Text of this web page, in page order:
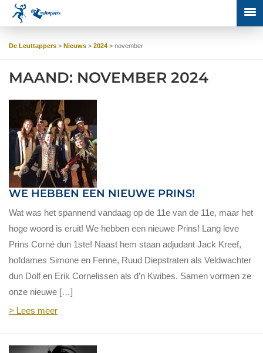
De Leuttappers > Nieuws > 2024 > november
MAAND: NOVEMBER 2024
WE HEBBEN EEN NIEUWE PRINS!
Wat was het spannend vandaag op de 11e van de 11e, maar het
hoge woord is eruit! We hebben een nieuwe Prins! Lang leve
Prins Corné dun 1ste! Naast hem staan adjudant Jack Kreef,
hofdames Simone en Fenne, Ruud Diepstraten als Veldwachter
dun Dolf en Erik Cornelissen als d’n Kwibes. Samen vormen ze
onze nieuwe […]
> Lees meer